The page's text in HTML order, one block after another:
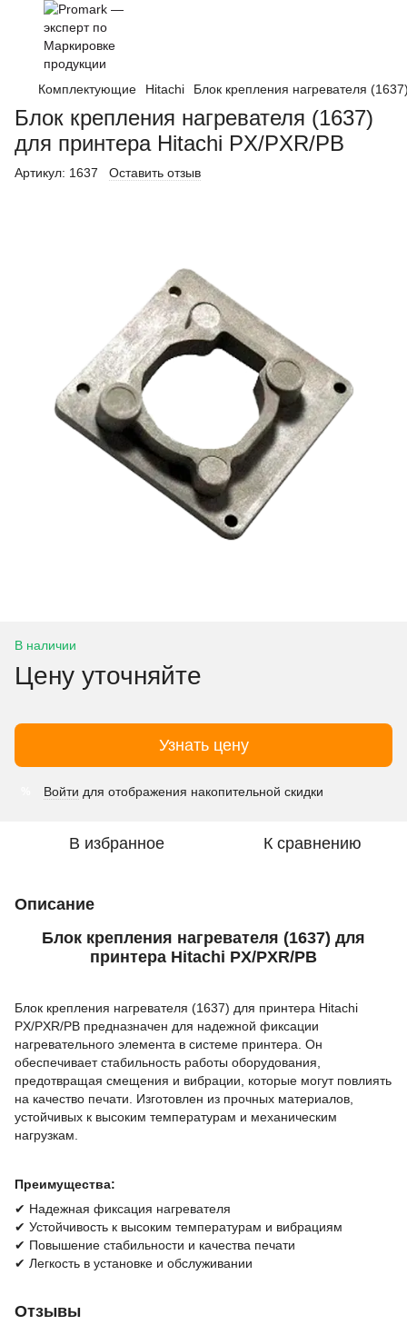
Комплектующие Hitachi Блок крепления нагревателя
Блок крепления нагревателя (1637)
для принтера Hitachi PX/PXR/PB
Артикул: 1637 Оставить отзыв
В наличии
Цену уточняйте
Узнать цену
Войти для отображения накопительной скидки
В избранное К сравнению
Описание
Блок крепления нагревателя (1637) для
принтера Hitachi PX/PXR/PB
Блок крепления нагревателя (1637) для принтера Hitachi
PX/PXR/PB предназначен для надежной фиксации
нагревательного элемента в системе принтера. Он
обеспечивает стабильность работы оборудования,
предотвращая смещения и вибрации, которые могут повлиять
на качество печати. Изготовлен из прочных материалов,
устойчивых к высоким температурам и механическим
нагрузкам.
Преимущества:
✔ Надежная фиксация нагревателя
✔ Устойчивость к высоким температурам и вибрациям
✔ Повышение стабильности и качества печати
✔ Легкость в установке и обслуживании
Отзывы